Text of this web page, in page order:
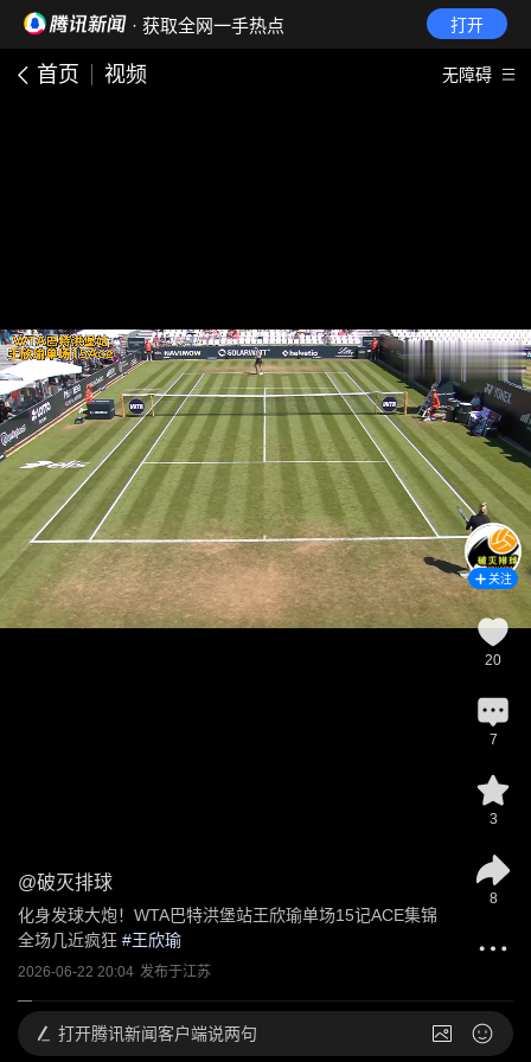
· 获取全网一手热点 打开
首页 视频 无障碍
@破灭排球
化身发球大炮！WTA巴特洪堡站王欣瑜单场15记ACE集锦
全场几近疯狂 #王欣瑜
2026-06-22 20:04 发布于江苏
关注
20
7
3
8
打开腾讯新闻客户端说两句